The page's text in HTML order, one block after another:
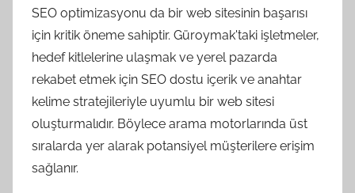
SEO optimizasyonu da bir web sitesinin başarısı
için kritik öneme sahiptir. Güroymak'taki işletmeler,
hedef kitlelerine ulaşmak ve yerel pazarda
rekabet etmek için SEO dostu içerik ve anahtar
kelime stratejileriyle uyumlu bir web sitesi
oluşturmalıdır. Böylece arama motorlarında üst
sıralarda yer alarak potansiyel müşterilere erişim
sağlanır.